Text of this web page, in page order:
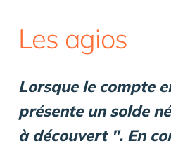
Les agios
Lorsque le compte
présente un solde
à découvert ". En